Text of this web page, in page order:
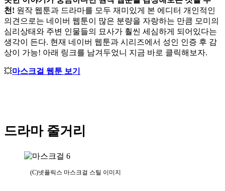
천! 원작 웹툰과 드라마를 모두 재미있게 본 에디터 개인적인
의견으로는 네이버 웹툰이 많은 분량을 자랑하는 만큼 모미의
심리상태와 주변 인물들의 묘사가 훨씬 세심하게 되어있다는
생각이 든다. 현재 네이버 웹툰과 시리즈에서 성인 인증 후 감
상이 가능! 아래 링크를 남겨두었니 지금 바로 클릭해보자.
💥마스크걸 웹툰 보기
드라마 줄거리
(C)넷플릭스 마스크걸 스틸 이미지